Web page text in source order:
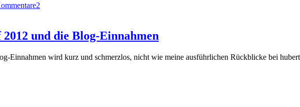
2
und die Blog-Einnahmen
Einnahmen wird kurz und schmerzlos, nicht wie meine ausführlichen Rückblicke bei